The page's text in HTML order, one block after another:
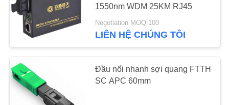
8 cổng OLT
1550nm WDM 25KM RJ45
Negotiation MOQ:100
LIÊN HỆ CHÚNG TÔI
Đầu nối nhanh sợi quang FTTH
SC APC 60mm